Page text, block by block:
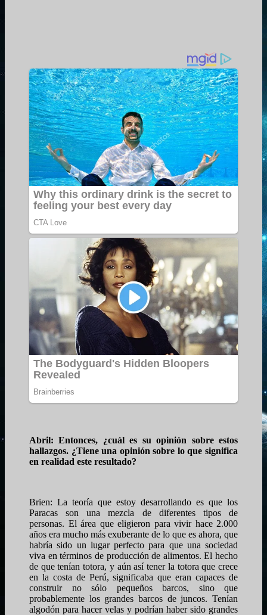
Abril: Entonces, ¿cuál es su opinión sobre estos
hallazgos. ¿Tiene una opinión sobre lo que significa
en realidad este resultado?
Brien: La teoría que estoy desarrollando es que los
Paracas son una mezcla de diferentes tipos de
personas. El área que eligieron para vivir hace 2.000
años era mucho más exuberante de lo que es ahora, que
habría sido un lugar perfecto para que una sociedad
viva en términos de producción de alimentos. El hecho
de que tenían totora, y aún así tener la totora que crece
en la costa de Perú, significaba que eran capaces de
construir no sólo pequeños barcos, sino que
probablemente los grandes barcos de juncos. Tenían
algodón para hacer velas y podrían haber sido grandes